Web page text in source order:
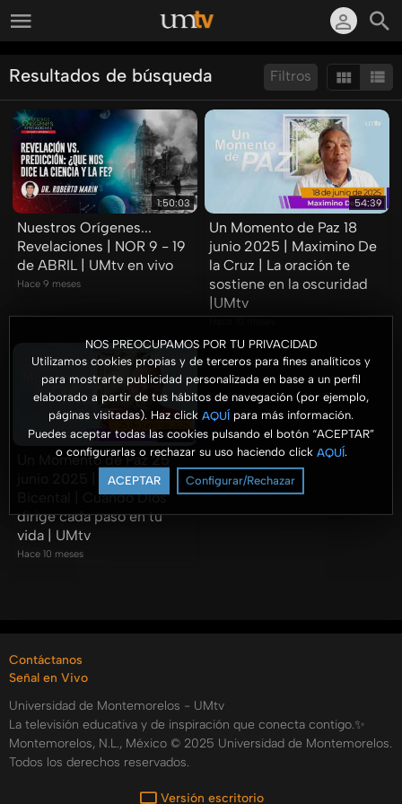
NOS PREOCUPAMOS POR TU PRIVACIDAD
Utilizamos cookies propias y de terceros para fines analíticos y
para mostrarte publicidad personalizada en base a un perfil
elaborado a partir de tus hábitos de navegación (por ejemplo,
páginas visitadas). Haz click AQUÍ para más información.
Puedes aceptar todas las cookies pulsando el botón “ACEPTAR”
o configurarlas o rechazar su uso haciendo click AQUÍ.
ACEPTAR Configurar/Rechazar
Filtros
Resultados de búsqueda
Ordenar por:
Mostrar:
Resultados/Pág.:
1:50:03
Nuestros Orígenes...
Revelaciones | NOR 9 - 19
de ABRIL | UMtv en vivo
Hace 9 meses
54:39
Un Momento de Paz 18
junio 2025 | Maximino De
la Cruz | La oración te
sostiene en la oscuridad
|UMtv
43:29
Un Momento de Paz 25
junio 2025 | Marcelo
Bicental | Cuando Dios
dirige cada paso en tu
vida | UMtv
Hace 10 meses
Contáctanos
Señal en Vivo
Universidad de Montemorelos - UMtv
La televisión educativa y de inspiración que conecta contigo.✨
Montemorelos, N.L., México © 2025 Universidad de Montemorelos.
Todos los derechos reservados.
Versión escritorio